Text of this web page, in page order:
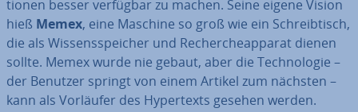
tio­nen besser verfügbar zu machen. Seine eigene Vision
hieß Memex, eine Maschine so groß wie ein Schreib­tisch,
die als Wis­sens­spei­cher und Re­cher­che­ap­pa­rat dienen
sollte. Memex wurde nie gebaut, aber die Tech­no­lo­gie –
der Benutzer springt von einem Artikel zum nächsten –
kann als Vorläufer des Hy­per­texts gesehen werden.